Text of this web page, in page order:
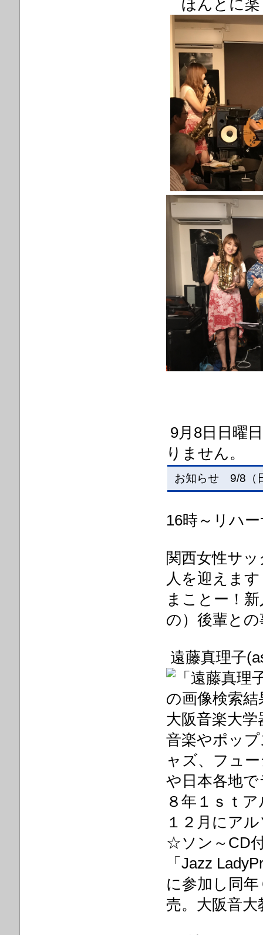
ほんとに楽
9月8日日曜
りません。
お知らせ 9/8（
16時～リハ
関西女性サ
人を迎えま
まことー！
の）後輩と
遠藤真理子
大阪音楽大
音楽やポッ
ャズ、フュ
や日本各地
８年１ｓｔア
１２月にア
☆ソン～CD
「Jazz
に参加し同
売。大阪音大